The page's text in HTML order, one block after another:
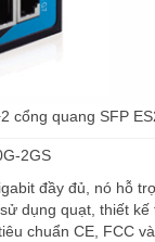
cổng quang SFP
2GS
đầy đủ, nó hỗ
dụng quạt, thiết
chuẩn CE, FCC